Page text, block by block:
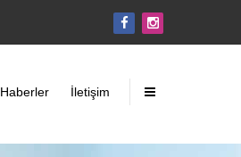
Haberler İletişim